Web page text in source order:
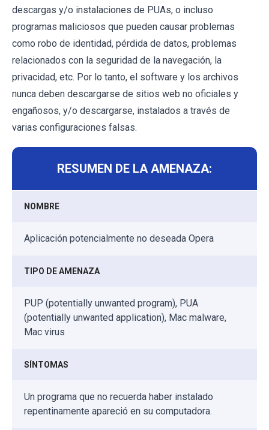
descargas y/o instalaciones de PUAs, o incluso
programas maliciosos que pueden causar problemas
como robo de identidad, pérdida de datos, problemas
relacionados con la seguridad de la navegación, la
privacidad, etc. Por lo tanto, el software y los archivos
nunca deben descargarse de sitios web no oficiales y
engañosos, y/o descargarse, instalados a través de
varias configuraciones falsas.
RESUMEN DE LA AMENAZA:
NOMBRE
Aplicación potencialmente no deseada Opera
TIPO DE AMENAZA
PUP (potentially unwanted program), PUA
(potentially unwanted application), Mac malware,
Mac virus
SÍNTOMAS
Un programa que no recuerda haber instalado
repentinamente apareció en su computadora.